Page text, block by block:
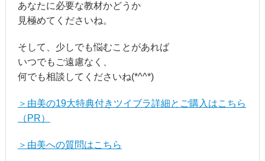
あなたに必要な教材かどうか
見極めてくださいね。
そして、少しでも悩むことがあれば
いつでもご遠慮なく、
何でも相談してくださいね(*^^*)
＞由美の19大特典付きツイブラ詳細とご購入はこちら
（PR）
＞由美への質問はこちら